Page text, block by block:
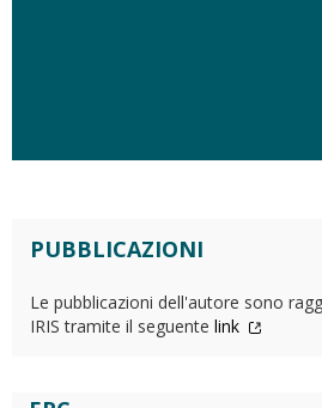
PUBBLICAZIONI
Le pubblicazioni dell'autore sono
IRIS tramite il seguente link